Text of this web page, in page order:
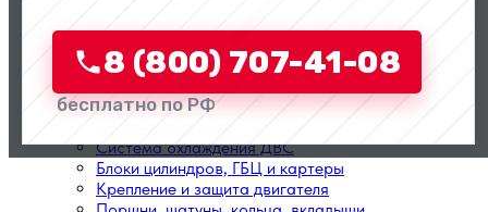
8 (800) 707-41-08
бесплатно по РФ
Топливная система
Система охлаждения ДВС
Блоки цилиндров, ГБЦ и картеры
Крепление и защита двигателя